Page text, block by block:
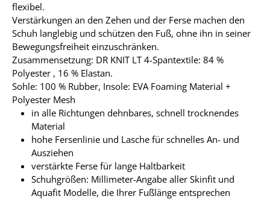
flexibel.
Verstärkungen an den Zehen und der Ferse machen den
Schuh langlebig und schützen den Fuß, ohne ihn in seiner
Bewegungsfreiheit einzuschränken.
Zusammensetzung: DR KNIT LT 4-Spantextile: 84 %
Polyester , 16 % Elastan.
Sohle: 100 % Rubber, Insole: EVA Foaming Material +
Polyester Mesh
in alle Richtungen dehnbares, schnell trocknendes
Material
hohe Fersenlinie und Lasche für schnelles An- und
Ausziehen
verstärkte Ferse für lange Haltbarkeit
Schuhgrößen: Millimeter-Angabe aller Skinfit und
Aquafit Modelle, die Ihrer Fußlänge entsprechen